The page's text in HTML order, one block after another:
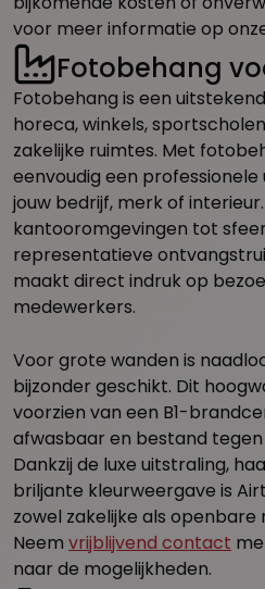
voor meer informatie op
Fotobehang
Fotobehang is een
horeca, winkels,
zakelijke ruimtes. Met
eenvoudig een
jouw bedrijf, merk of
kantooromgevingen tot
representatieve
maakt direct indruk op
medewerkers.
Voor grote wanden is
bijzonder geschikt. Dit
voorzien van een B1-
afwasbaar en bestand
Dankzij de luxe uitstraling,
briljante kleurweergave is
zowel zakelijke als openbare
Neem vrijblijvend contact
naar de mogelijkheden.